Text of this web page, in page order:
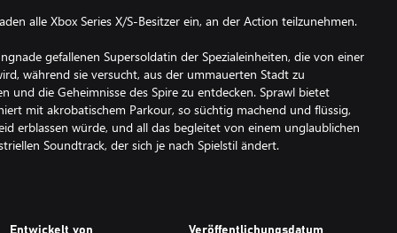
alle Xbox Series X/S-Besitzer ein, an der Action teilzunehmen.
gefallenen Supersoldatin der Spezialeinheiten, die von einer
während sie versucht, aus der ummauerten Stadt zu
und die Geheimnisse des Spire zu entdecken. Sprawl bietet
mit akrobatischem Parkour, so süchtig machend und flüssig,
erblassen würde, und all das begleitet von einem unglaublichen
Soundtrack, der sich je nach Spielstil ändert.
befriedigende Kämpfe und ein bombastischer
Entwickelt von Veröffentlichungsdatum